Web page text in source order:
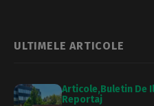
ULTIMELE ARTICOLE
Articole Buletin De
Reportaj